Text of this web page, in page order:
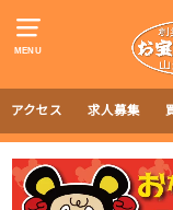
MENU
アクセス 求人募集